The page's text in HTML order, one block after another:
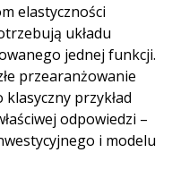
elastyczności
układu
jednej funkcji.
przearanżowanie
przykład
odpowiedzi –
i modelu